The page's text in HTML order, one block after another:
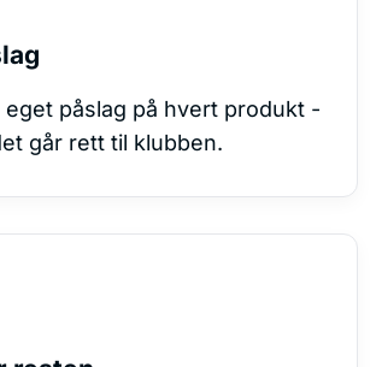
påslag på hvert produkt -
går rett til klubben.